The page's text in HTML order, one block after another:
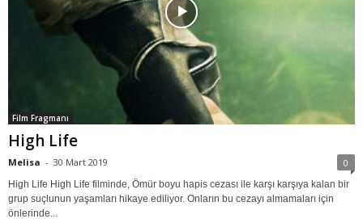
Film Fragmanı
High Life
Melisa - 30 Mart 2019 0
High Life High Life filminde, Ömür boyu hapis cezası ile karşı karşıya kalan bir
grup suçlunun yaşamları hikaye ediliyor. Onların bu cezayı almamaları için
önlerinde...